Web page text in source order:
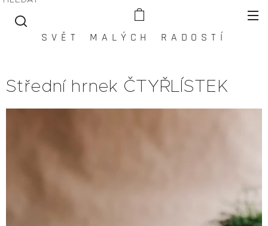
S V Ě T M A L Ý C H R A D O S T Í
Střední hrnek ČTYŘLÍSTEK